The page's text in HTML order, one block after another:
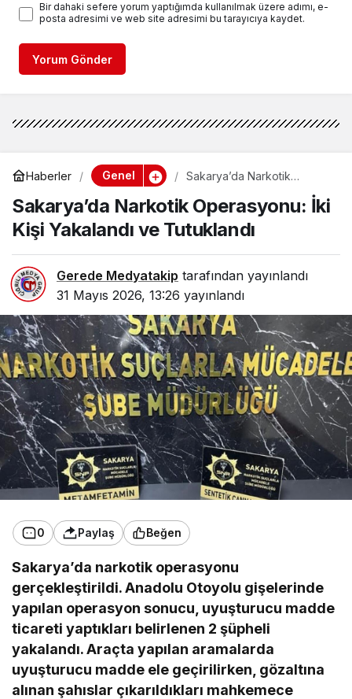
Bir dahaki sefere yorum yaptığımda kullanılmak üzere adımı, e-
posta adresimi ve web site adresimi bu tarayıcıya kaydet.
Yorum Gönder
Haberler Genel
Sakarya’da Narkotik
Yakalandı ve Tutuklandı
Sakarya’da Narkotik Operasyonu: İki
Kişi Yakalandı ve Tutuklandı
Gerede Medyatakip tarafından yayınlandı
31 Mayıs 2026, 13:26 yayınlandı
0 Paylaş Beğen
Sakarya’da narkotik operasyonu
gerçekleştirildi. Anadolu Otoyolu gişelerinde
yapılan operasyon sonucu, uyuşturucu madde
ticareti yaptıkları belirlenen 2 şüpheli
yakalandı. Araçta yapılan aramalarda
uyuşturucu madde ele geçirilirken, gözaltına
alınan şahıslar çıkarıldıkları mahkemece